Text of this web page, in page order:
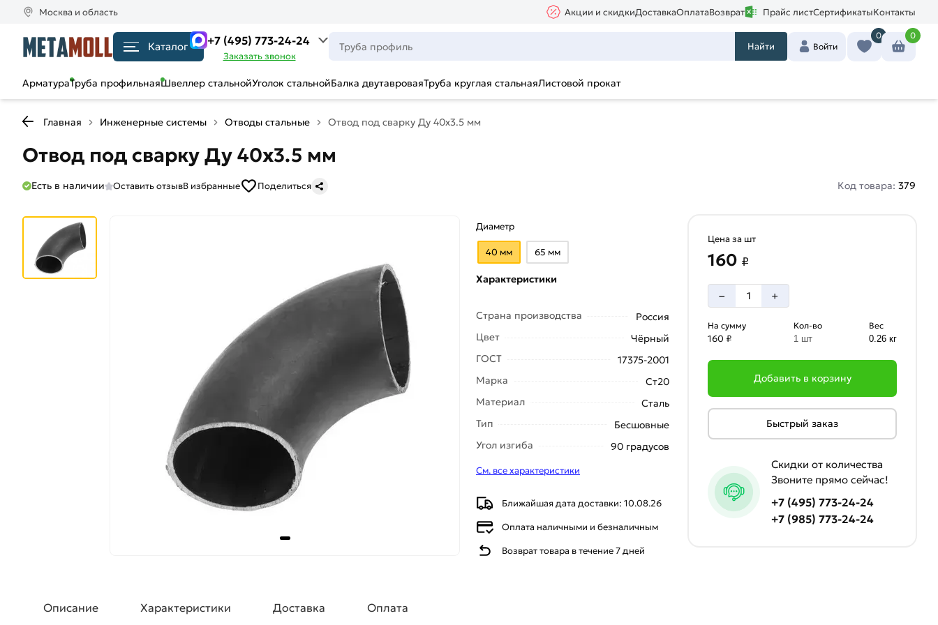
Москва и область Акции и скидкиДоставкаОплатаВозврат Прайс листСертификатыКонтакты
Каталог +7 (495) 773-24-24
Заказать звонок
Найти Войти
0 0
АрматураТруба профильнаяШвеллер стальнойУголок стальнойБалка двутавроваяТруба круглая стальнаяЛистовой прокат
Главная Инженерные системы Отводы стальные Отвод под сварку Ду 40х3.5 мм
Отвод под сварку Ду 40х3.5 мм
Есть в наличии Оставить отзывВ избранные Поделиться Код товара: 379
Диаметр
40 мм 65 мм
Характеристики
Страна производства
Россия
Цвет
Чёрный
ГОСТ
17375-2001
Марка
Ст20
Материал
Сталь
Тип
Бесшовные
Угол изгиба
90 градусов
См. все характеристики
Ближайшая дата доставки: 10.08.26
Оплата наличными и безналичным
Возврат товара в течение 7 дней
Цена за шт
160 ₽
– +
На сумму
160 ₽
Кол-во
1 шт
Вес
0.26 кг
Добавить в корзину
Быстрый заказ
Скидки от количества
Звоните прямо сейчас!
+7 (495) 773-24-24
+7 (985) 773-24-24
Описание Характеристики Доставка
Оплата